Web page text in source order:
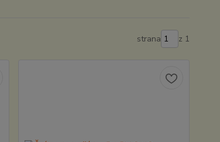
strana z 1